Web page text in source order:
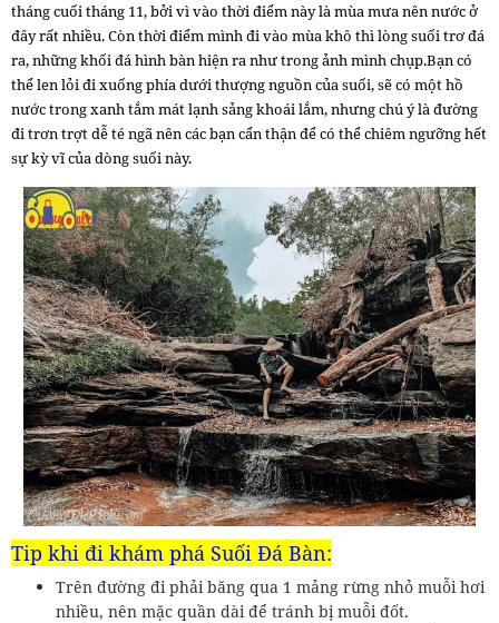
tháng cuối tháng 11, bởi vì vào thời điểm này là mùa mưa nên nước ở
đây rất nhiều. Còn thời điểm mình đi vào mùa khô thì lòng suối trơ đá
ra, những khối đá hình bàn hiện ra như trong ảnh mình chụp.Bạn có
thể len lỏi đi xuống phía dưới thượng nguồn của suối, sẽ có một hồ
nước trong xanh tắm mát lạnh sảng khoái lắm, nhưng chú ý là đường
đi trơn trợt dễ té ngã nên các bạn cẩn thận đểcó thể chiêm ngưỡng hết
sự kỳ vĩ của dòng suối này.
Tip khi đi khám phá Suối Đá Bàn:
Trên đường đi phải băng qua 1 mảng rừng nhỏ muỗi hơi
nhiều, nên mặc quần dài để tránh bị muỗi đốt.